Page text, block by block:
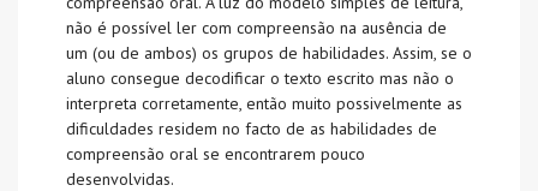
não é possível ler com compreensão na ausência de
um (ou de ambos) os grupos de habilidades. Assim, se o
aluno consegue decodificar o texto escrito mas não o
interpreta corretamente, então muito possivelmente as
dificuldades residem no facto de as habilidades de
compreensão oral se encontrarem pouco
desenvolvidas.